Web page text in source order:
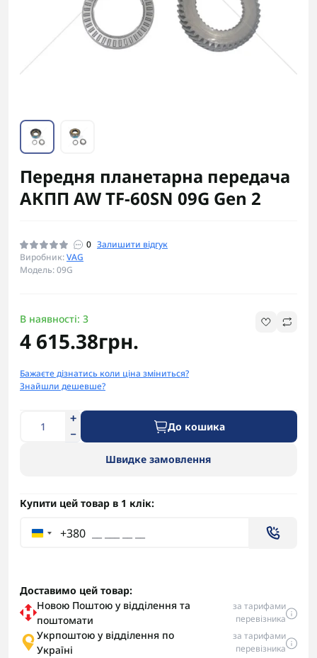
Передня планетарна передача
АКПП AW TF-60SN 09G Gen 2
0 Залишити відгук
Виробник:VAG
Модель: 09G
В наявності: 3
4 615.38грн.
Бажаєте дізнатись коли ціна зміниться?
Знайшли дешевше?
До кошика
Швидке замовлення
Купити цей товар в 1 клік:
+380
Доставимо цей товар:
Новою Поштою у відділення та
поштомати
за тарифами
перевізника
Укрпоштою у відділення по
Україні
за тарифами
перевізника